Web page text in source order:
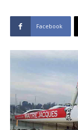
Facebook